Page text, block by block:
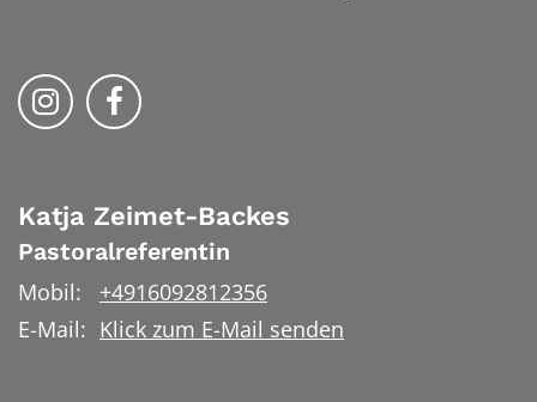
Folge uns auf Instragram
Folge uns auf Facebook
Katja Zeimet-Backes
Pastoralreferentin
Mobil:
+4916092812356
E-Mail: Klick zum E-Mail senden